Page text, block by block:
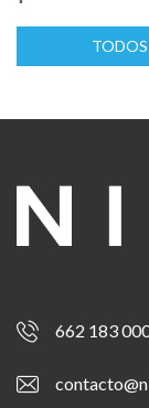
662 183